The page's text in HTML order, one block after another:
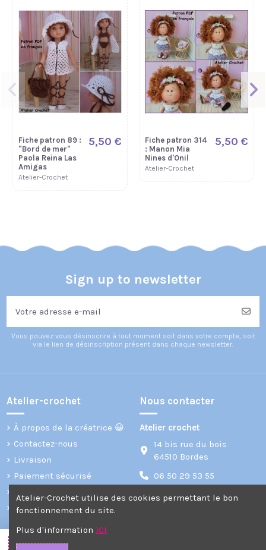
Fiche patron 89 :
"Bord de mer"
Paola Reina Las
Amigas
Atelier-Crochet
5,50 €
Fiche patron 314
: Manon Mia
Nines d'Onil
Atelier-Crochet
5,50 €
Mia Nines d'Onil
Friends
Reina Las
Sign up to newsletter
Vous pouvez vous désinscrire à tout moment soit dans votre compte, soit
via le lien de désinscription présent dans chaque newsletter.
Atelier-crochet
À propos de la créatrice 😀
Contactez-nous
Livraison
Paiement sécurisé
Plan du site
Nous contacter
Atelier crochet
14 bis rue du bois
64510 Bordes
06 50 29 53 55
Atelier-Crochet utilise des cookies permettant le bon
fonctionnement du site.
Plus d'information ICI